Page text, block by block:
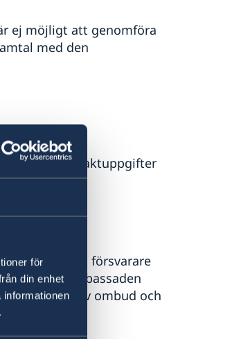
för
din enhet
ej möjligt att genomföra
med den
med den
Kontaktuppgifter
ha en privat försvarare
anlita. Ambassaden
för val av ombud och